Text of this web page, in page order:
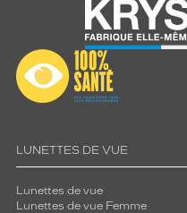
LUNETTES DE VUE
Lunettes de vue
Lunettes de vue Femme